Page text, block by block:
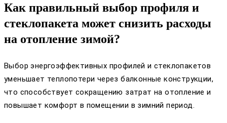
Как правильный выбор профиля и
стеклопакета может снизить расходы
на отопление зимой?
Выбор энергоэффективных профилей и стеклопакетов
уменьшает теплопотери через балконные конструкции,
что способствует сокращению затрат на отопление и
повышает комфорт в помещении в зимний период.